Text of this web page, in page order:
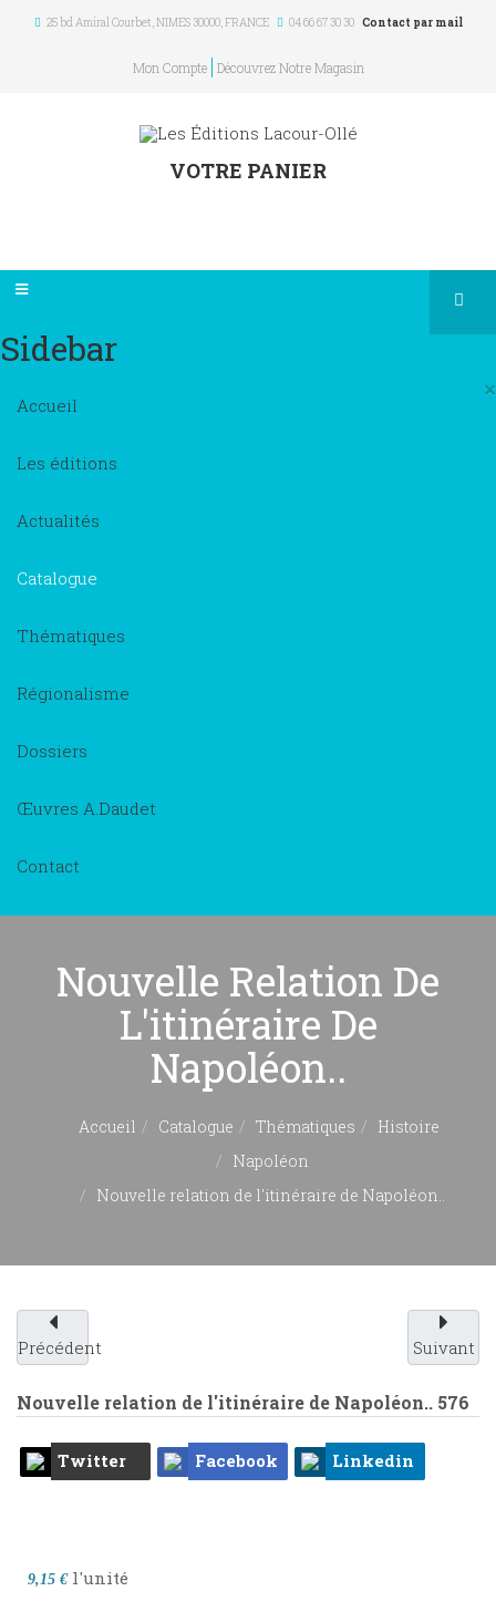
25 bd Amiral Courbet, NIMES 30000,FRANCE 04 66 67 30 30 Contact par mail
Mon Compte Découvrez Notre Magasin
VOTRE PANIER
Sidebar
×
Accueil
Les éditions
Actualités
Catalogue
Thématiques
Régionalisme
Dossiers
Œuvres A.Daudet
Contact
Nouvelle Relation De
L'itinéraire De
Napoléon..
Accueil Catalogue Thématiques
Histoire
Napoléon
Nouvelle relation de l'itinéraire de Napoléon..
Précédent Suivant
Nouvelle relation de l'itinéraire de Napoléon.. 576
Twitter Facebook Linkedin
9,15 € l'unité